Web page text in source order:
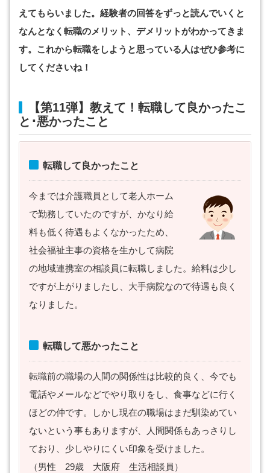
えてもらいました。経験者の回答をずっと読んでいくと
なんとなく転職のメリット、デメリットがわかってきま
す。これから転職をしようと思っている人はぜひ参考に
してくださいね！
【第11弾】教えて！転職して良かったこ
と･悪かったこと
転職して良かったこと
今までは介護職員として老人ホーム
で勤務していたのですが、かなり給
料も低く待遇もよくなかったため、
社会福祉主事の資格を生かして病院
の地域連携室の相談員に転職しました。給料は少し
ですが上がりましたし、大手病院なので待遇も良く
なりました。
転職して悪かったこと
転職前の職場の人間の関係性は比較的良く、今でも
電話やメールなどでやり取りをし、食事などに行く
ほどの仲です。しかし現在の職場はまだ馴染めてい
ないという事もありますが、人間関係もあっさりし
ており、少しやりにくい印象を受けました。
（男性 29歳 大阪府 生活相談員）